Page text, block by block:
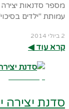
מספר סדנאות יצירה
עמותת "ילדים
2 ביולי 2014
קרא עוד ◀︎
סדנת יצירה